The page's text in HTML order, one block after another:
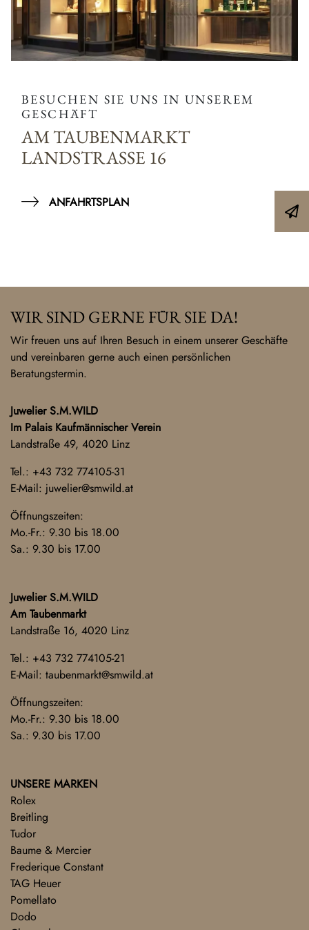
BESUCHEN SIE UNS IN UNSEREM
GESCHÄFT
AM TAUBENMARKT
LANDSTRASSE 16
ANFAHRTSPLAN
WIR SIND GERNE FÜR SIE DA!
Wir freuen uns auf Ihren Besuch in einem unserer Geschäfte
und vereinbaren gerne auch einen persönlichen
Beratungstermin.
Juwelier S.M.WILD
Im Palais Kaufmännischer Verein
Landstraße 49, 4020 Linz
Tel.: +43 732 774105-31
E-Mail: juwelier@smwild.at
Öffnungszeiten:
Mo.-Fr.: 9.30 bis 18.00
Sa.: 9.30 bis 17.00
Juwelier S.M.WILD
Am Taubenmarkt
Landstraße 16, 4020 Linz
Tel.: +43 732 774105-21
E-Mail: taubenmarkt@smwild.at
Öffnungszeiten:
Mo.-Fr.: 9.30 bis 18.00
Sa.: 9.30 bis 17.00
UNSERE MARKEN
Rolex
Breitling
Tudor
Baume & Mercier
Frederique Constant
TAG Heuer
Pomellato
Dodo